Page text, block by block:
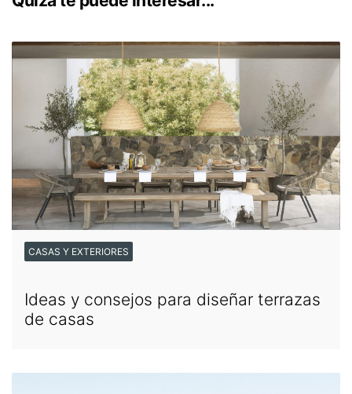
CASAS Y EXTERIORES
Ideas y consejos para diseñar terrazas
de casas